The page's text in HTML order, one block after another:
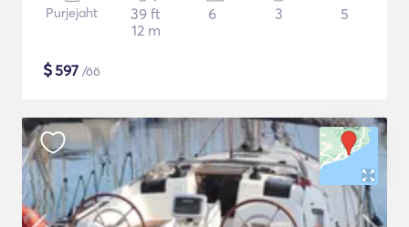
Purjejaht
39 ft
12 m
6 3 5
$597 /öö